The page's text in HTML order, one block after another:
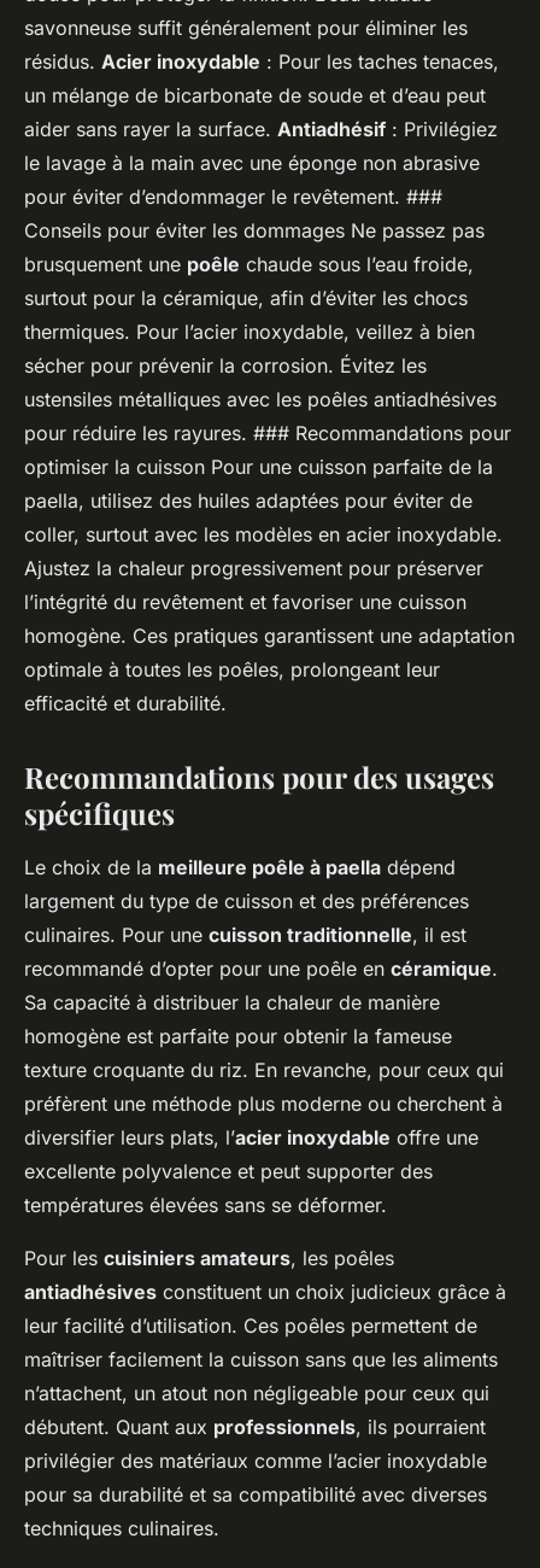
savonneuse suffit généralement pour éliminer les
résidus. Acier inoxydable : Pour les taches tenaces,
un mélange de bicarbonate de soude et d’eau peut
aider sans rayer la surface. Antiadhésif : Privilégiez
le lavage à la main avec une éponge non abrasive
pour éviter d’endommager le revêtement. ###
Conseils pour éviter les dommages Ne passez pas
brusquement une poêle chaude sous l’eau froide,
surtout pour la céramique, afin d’éviter les chocs
thermiques. Pour l’acier inoxydable, veillez à bien
sécher pour prévenir la corrosion. Évitez les
ustensiles métalliques avec les poêles antiadhésives
pour réduire les rayures. ### Recommandations pour
optimiser la cuisson Pour une cuisson parfaite de la
paella, utilisez des huiles adaptées pour éviter de
coller, surtout avec les modèles en acier inoxydable.
Ajustez la chaleur progressivement pour préserver
l’intégrité du revêtement et favoriser une cuisson
homogène. Ces pratiques garantissent une adaptation
optimale à toutes les poêles, prolongeant leur
efficacité et durabilité.
Recommandations pour des usages
spécifiques
Le choix de la meilleure poêle à paella dépend
largement du type de cuisson et des préférences
culinaires. Pour une cuisson traditionnelle, il est
recommandé d’opter pour une poêle en céramique.
Sa capacité à distribuer la chaleur de manière
homogène est parfaite pour obtenir la fameuse
texture croquante du riz. En revanche, pour ceux qui
préfèrent une méthode plus moderne ou cherchent à
diversifier leurs plats, l’acier inoxydable offre une
excellente polyvalence et peut supporter des
températures élevées sans se déformer.
Pour les cuisiniers amateurs, les poêles
antiadhésives constituent un choix judicieux grâce à
leur facilité d’utilisation. Ces poêles permettent de
maîtriser facilement la cuisson sans que les aliments
n’attachent, un atout non négligeable pour ceux qui
débutent. Quant aux professionnels, ils pourraient
privilégier des matériaux comme l’acier inoxydable
pour sa durabilité et sa compatibilité avec diverses
techniques culinaires.